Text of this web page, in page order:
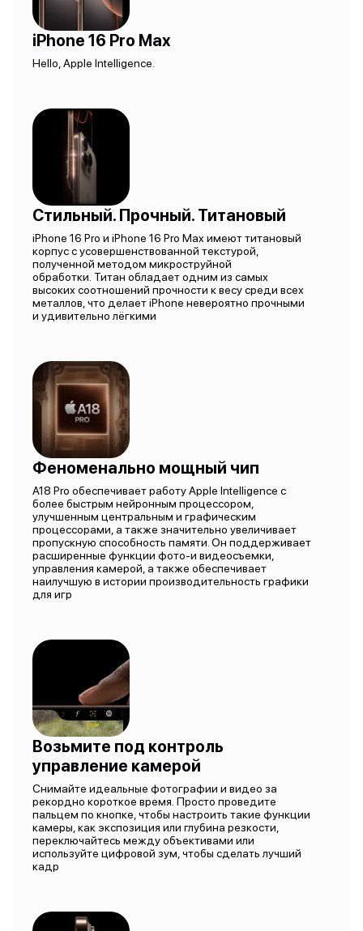
iPhone 16 Pro Max
Hello, Apple Intelligence.
Стильный. Прочный. Титановый
iPhone 16 Pro и iPhone 16 Pro Max имеют титановый
корпус с усовершенствованной текстурой,
полученной методом микроструйной
обработки. Титан обладает одним из самых
высоких соотношений прочности к весу среди всех
металлов, что делает iPhone невероятно прочными
и удивительно лёгкими
Феноменально мощный чип
A18 Pro обеспечивает работу Apple Intelligence с
более быстрым нейронным процессором,
улучшенным центральным и графическим
процессорами, а также значительно увеличивает
пропускную способность памяти. Он поддерживает
расширенные функции фото-и видеосъемки,
управления камерой, а также обеспечивает
наилучшую в истории производительность графики
для игр
Возьмите под контроль
управление камерой
Снимайте идеальные фотографии и видео за
рекордно короткое время. Просто проведите
пальцем по кнопке, чтобы настроить такие функции
камеры, как экспозиция или глубина резкости,
переключайтесь между объективами или
используйте цифровой зум, чтобы сделать лучший
кадр